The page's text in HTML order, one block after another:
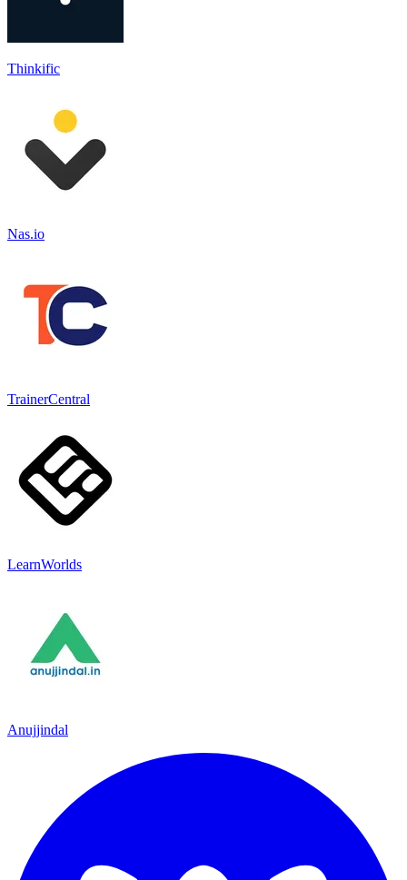
Thinkific
Nas.io
TrainerCentral
LearnWorlds
Anujjindal